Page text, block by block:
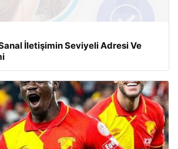
İletişimin Seviyeli Adresi Ve